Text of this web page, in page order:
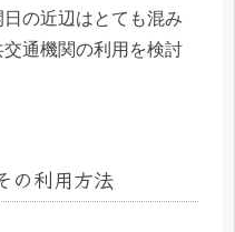
の近辺はとても混み
通機関の利用を検討
の利用方法